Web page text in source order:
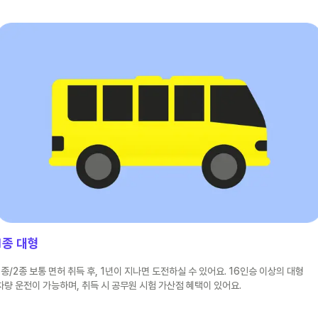
대형
/2종 보통 면허 취득 후, 1년이 지나면 도전하실 수 있어요. 16인승 이상의 대형
량 운전이 가능하며, 취득 시 공무원 시험 가산점 혜택이 있어요.